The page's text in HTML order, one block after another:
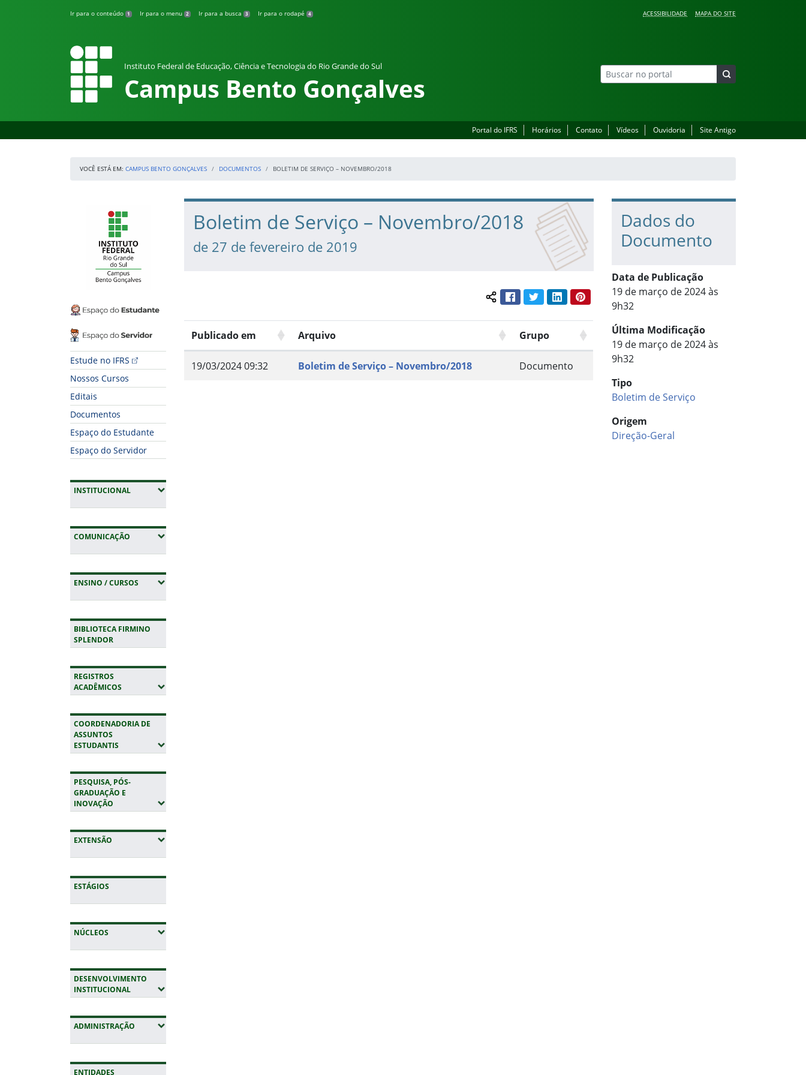
Ir para o conteúdo 1 Ir para o menu 2 Ir para a busca 3 Ir para o rodapé 4 ACESSIBILIDADE MAPA DO SITE
Instituto Federal de Educação, Ciência e Tecnologia do Rio Grande do Sul
Campus Bento Gonçalves
Portal do IFRS Horários Contato Vídeos Ouvidoria Site Antigo
VOCÊ ESTÁ EM: CAMPUS BENTO GONÇALVES DOCUMENTOS BOLETIM DE SERVIÇO – NOVEMBRO/2018
Espaço do Estudante
Espaço do Servidor
Estude no IFRS
Nossos Cursos
Editais
Documentos
Espaço do Estudante
Espaço do Servidor
INSTITUCIONAL(EXPANDIR SUBMENUS)
COMUNICAÇÃO (EXPANDIR SUBMENUS)
ENSINO / CURSOS (EXPANDIR SUBMENUS)
BIBLIOTECA FIRMINO
SPLENDOR
REGISTROS
ACADÊMICOS (EXPANDIR SUBMENUS)
COORDENADORIA DE
ASSUNTOS
ESTUDANTIS (EXPANDIR SUBMENUS)
PESQUISA, PÓS-
GRADUAÇÃO E
INOVAÇÃO (EXPANDIR SUBMENUS)
EXTENSÃO (EXPANDIR SUBMENUS)
ESTÁGIOS
NÚCLEOS (EXPANDIR SUBMENUS)
DESENVOLVIMENTO
INSTITUCIONAL(EXPANDIR SUBMENUS)
ADMINISTRAÇÃO (EXPANDIR SUBMENUS)
ENTIDADES
Início do conteúdo
Boletim de Serviço – Novembro/2018
de 27 de fevereiro de 2019
Compartilhar conteúdo:
FacebookTwitterLinkedInPinterest
Publicado em Arquivo Grupo
19/03/2024 09:32 Boletim de Serviço – Novembro/2018 Documento
Dados do
Documento
Data de Publicação
19 de março de 2024 às
9h32
Última Modificação
19 de março de 2024 às
9h32
Tipo
Boletim de Serviço
Origem
Direção-Geral